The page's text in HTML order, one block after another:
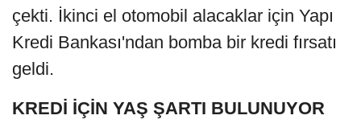
çekti. İkinci el otomobil alacaklar için Yapı
Kredi Bankası'ndan bomba bir kredi fırsatı
geldi.
KREDİ İÇİN YAŞ ŞARTI BULUNUYOR